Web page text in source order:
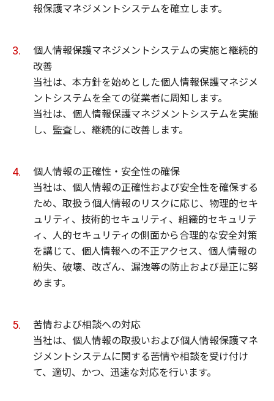
報保護マネジメントシステムを確立します。
個人情報保護マネジメントシステムの実施と継続的
改善
当社は、本方針を始めとした個人情報保護マネジメ
ントシステムを全ての従業者に周知します。
当社は、個人情報保護マネジメントシステムを実施
し、監査し、継続的に改善します。
個人情報の正確性・安全性の確保
当社は、個人情報の正確性および安全性を確保する
ため、取扱う個人情報のリスクに応じ、物理的セキ
ュリティ、技術的セキュリティ、組織的セキュリテ
ィ、人的セキュリティの側面から合理的な安全対策
を講じて、個人情報への不正アクセス、個人情報の
紛失、破壊、改ざん、漏洩等の防止および是正に努
めます。
苦情および相談への対応
当社は、個人情報の取扱いおよび個人情報保護マネ
ジメントシステムに関する苦情や相談を受け付け
て、適切、かつ、迅速な対応を行います。